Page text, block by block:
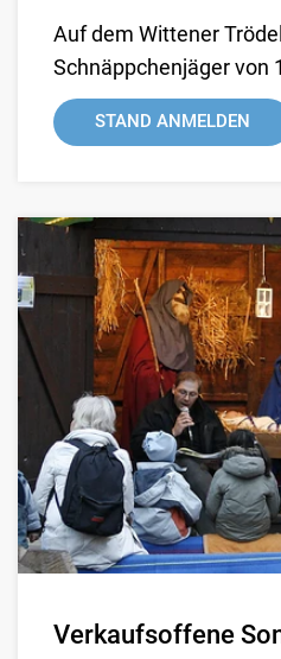
Auf dem Wittener
Schnäppchenjäger von
STAND ANMELDEN
Verkaufsoffene